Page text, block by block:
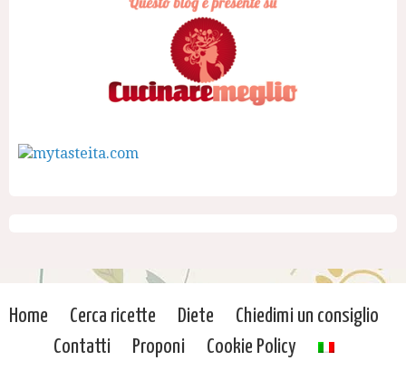
Home Cerca ricette Diete
Chiedimi un consiglio
Contatti
Proponi Cookie Policy